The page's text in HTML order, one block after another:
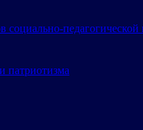
патриотизма